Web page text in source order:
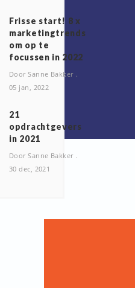
Frisse start! 8 x
marketingtrends
om op te
focussen in 2022
Door Sanne Bakker
05 jan, 2022
2️1
opdrachtgevers
in 2021
Door Sanne Bakker
30 dec, 2021